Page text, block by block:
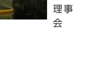
理事
会